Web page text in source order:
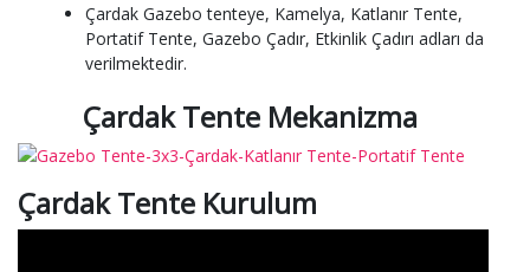
Çardak Gazebo tenteye, Kamelya, Katlanır Tente,
Portatif Tente, Gazebo Çadır, Etkinlik Çadırı adları da
verilmektedir.
Çardak Tente Mekanizma
Çardak Tente Kurulum